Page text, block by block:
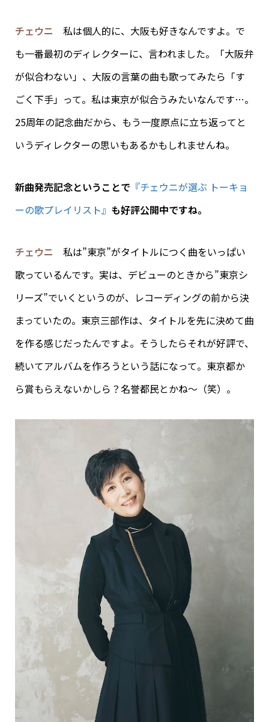
チェウニ 私は個人的に、大阪も好きなんですよ。で
も一番最初のディレクターに、言われました。「大阪弁
が似合わない」、大阪の言葉の曲も歌ってみたら「す
ごく下手」って。私は東京が似合うみたいなんです…。
25周年の記念曲だから、もう一度原点に立ち返ってと
いうディレクターの思いもあるかもしれませんね。
新曲発売記念ということで 『チェウニが選ぶ トーキョ
ーの歌プレイリスト』 も好評公開中ですね。
チェウニ 私は”東京”がタイトルにつく曲をいっぱい
歌っているんです。実は、デビューのときから”東京シ
リーズ”でいくというのが、レコーディングの前から決
まっていたの。東京三部作は、タイトルを先に決めて曲
を作る感じだったんですよ。そうしたらそれが好評で、
続いてアルバムを作ろうという話になって。東京都か
ら賞もらえないかしら？名誉都民とかね〜（笑）。